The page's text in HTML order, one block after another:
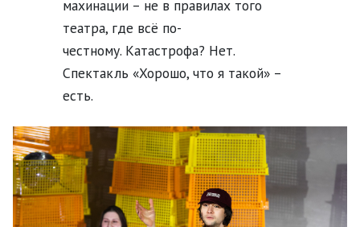
махинации – не в правилах того
театра, где всё по-
честному. Катастрофа? Нет.
Спектакль «Хорошо, что я такой» –
есть.